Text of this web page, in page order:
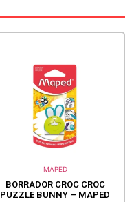
MAPED
BORRADOR CROC CROC
PUZZLE BUNNY – MAPED